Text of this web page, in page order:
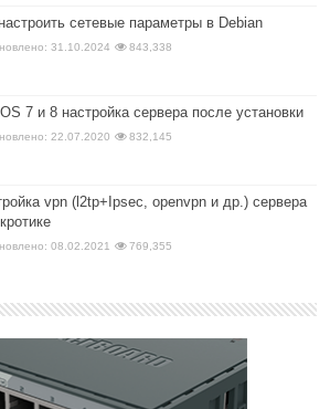
сетевые параметры в Debian
31.10.2024 843,338
7 и 8 настройка сервера после установки
22.07.2020 832,145
vpn (l2tp+Ipsec, openvpn и др.) сервера
08.02.2021 769,355